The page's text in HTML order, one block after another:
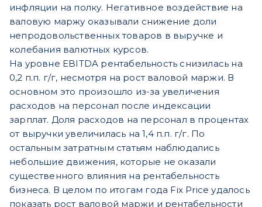
инфляции на полку. Негативное воздействие на
валовую маржу оказывали снижение доли
непродовольственных товаров в выручке и
колебания валютных курсов.
На уровне EBITDA рентабельность снизилась на
0,2 п.п. г/г, несмотря на рост валовой маржи. В
основном это произошло из-за увеличения
расходов на персонал после индексации
зарплат. Доля расходов на персонал в процентах
от выручки увеличилась на 1,4 п.п. г/г. По
остальным затратным статьям наблюдались
небольшие движения, которые не оказали
существенного влияния на рентабельность
бизнеса. В целом по итогам года Fix Price удалось
показать рост валовой маржи и рентабельности